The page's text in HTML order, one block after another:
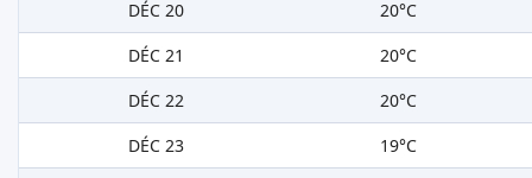
DÉC 20
20°C
DÉC 21
20°C
DÉC 22
20°C
DÉC 23
19°C